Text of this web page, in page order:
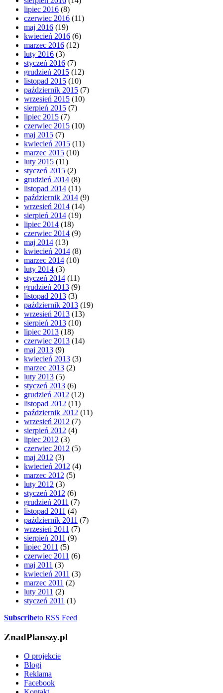
lipiec 2016 (8)
czerwiec 2016 (11)
maj 2016 (19)
kwiecień 2016 (6)
marzec 2016 (12)
luty 2016 (3)
styczeń 2016 (7)
grudzień 2015 (12)
listopad 2015 (10)
październik 2015 (7)
wrzesień 2015 (10)
sierpień 2015 (7)
lipiec 2015 (7)
czerwiec 2015 (10)
maj 2015 (7)
kwiecień 2015 (11)
marzec 2015 (10)
luty 2015 (11)
styczeń 2015 (2)
grudzień 2014 (8)
listopad 2014 (11)
październik 2014 (9)
wrzesień 2014 (14)
sierpień 2014 (19)
lipiec 2014 (18)
czerwiec 2014 (9)
maj 2014 (13)
kwiecień 2014 (8)
marzec 2014 (10)
luty 2014 (3)
styczeń 2014 (11)
grudzień 2013 (9)
listopad 2013 (3)
październik 2013 (19)
wrzesień 2013 (13)
sierpień 2013 (10)
lipiec 2013 (18)
czerwiec 2013 (14)
maj 2013 (9)
kwiecień 2013 (3)
marzec 2013 (2)
luty 2013 (5)
styczeń 2013 (6)
grudzień 2012 (12)
listopad 2012 (11)
październik 2012 (11)
wrzesień 2012 (7)
sierpień 2012 (4)
lipiec 2012 (3)
czerwiec 2012 (5)
maj 2012 (3)
kwiecień 2012 (4)
marzec 2012 (5)
luty 2012 (3)
styczeń 2012 (6)
grudzień 2011 (7)
listopad 2011 (4)
październik 2011 (7)
wrzesień 2011 (7)
sierpień 2011 (9)
lipiec 2011 (5)
czerwiec 2011 (6)
maj 2011 (3)
kwiecień 2011 (3)
marzec 2011 (2)
luty 2011 (2)
styczeń 2011 (1)
Subscribeto RSS Feed
ZnadPlanszy.pl
O projekcie
Blogi
Reklama
Facebook